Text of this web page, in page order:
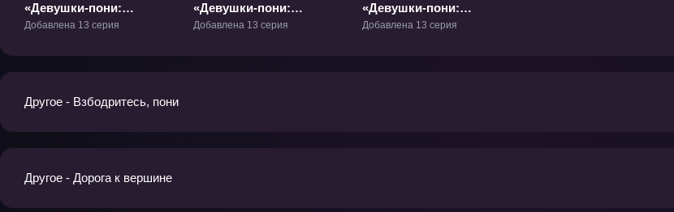
«Девушки-пони:
Славное дерби» ТВ-1
Добавлена 13 серия
«Девушки-пони:
Славное дерби 2» ТВ-2
Добавлена 13 серия
«Девушки-пони:
Славное дерби 3» ТВ-3
Добавлена 13 серия
Другое - Взбодритесь, пони
Другое - Дорога к вершине